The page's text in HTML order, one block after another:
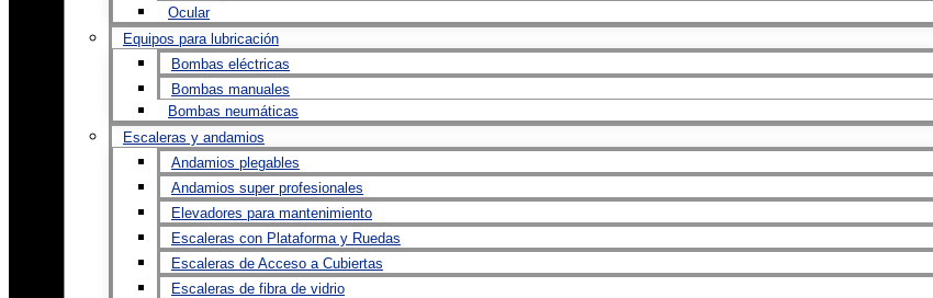
Ocular
Equipos para lubricación
Bombas eléctricas
Bombas manuales
Bombas neumáticas
Escaleras y andamios
Andamios plegables
Andamios super profesionales
Elevadores para mantenimiento
Escaleras con Plataforma y Ruedas
Escaleras de Acceso a Cubiertas
Escaleras de fibra de vidrio